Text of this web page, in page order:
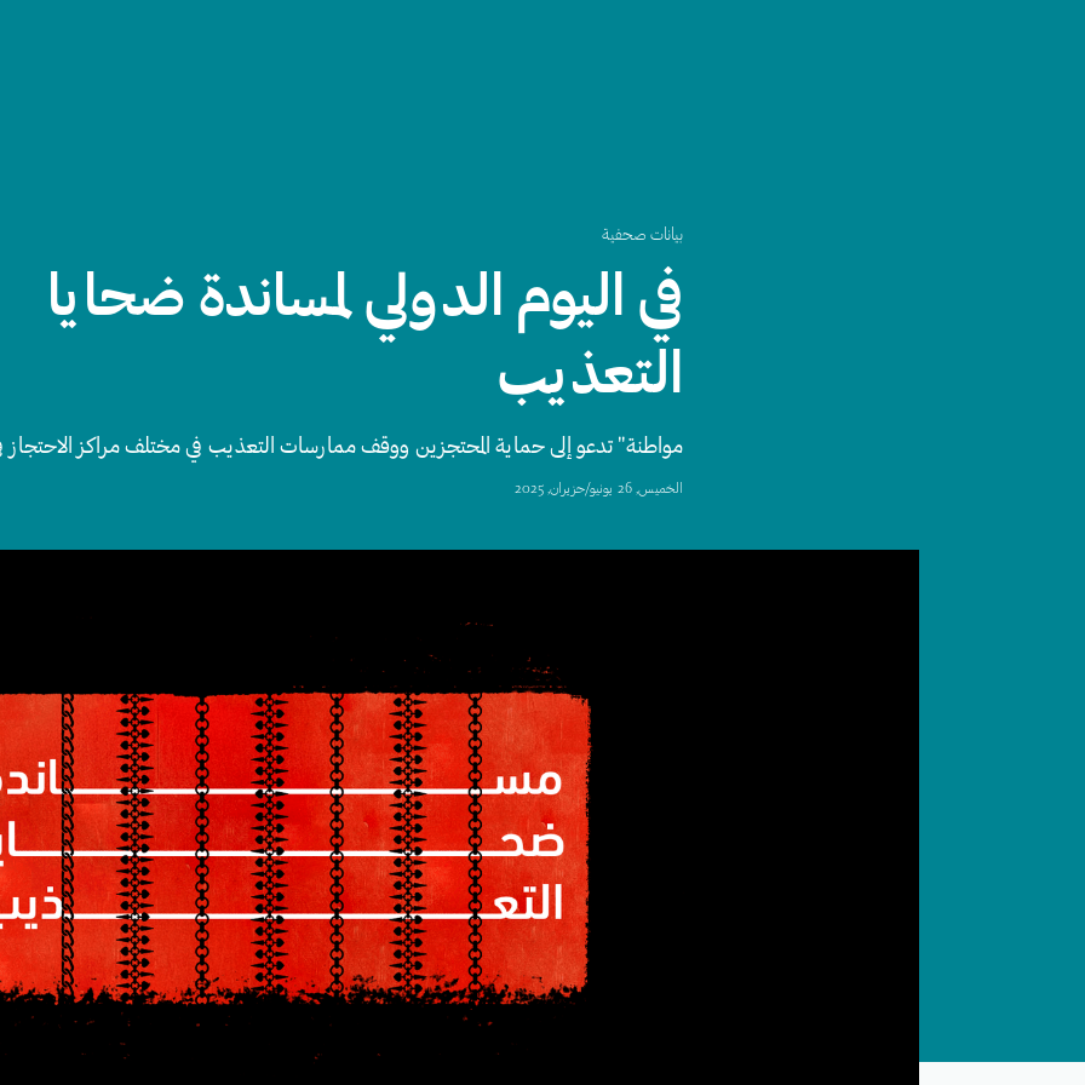
بيانات صحفية
في اليوم الدولي لمساندة ضحايا
التعذيب
مواطنة" تدعو إلى حماية المحتجزين ووقف ممارسات التعذيب في مختلف مراكز الاحتجاز
الخميس, 26 يونيو/حزيران, 2025